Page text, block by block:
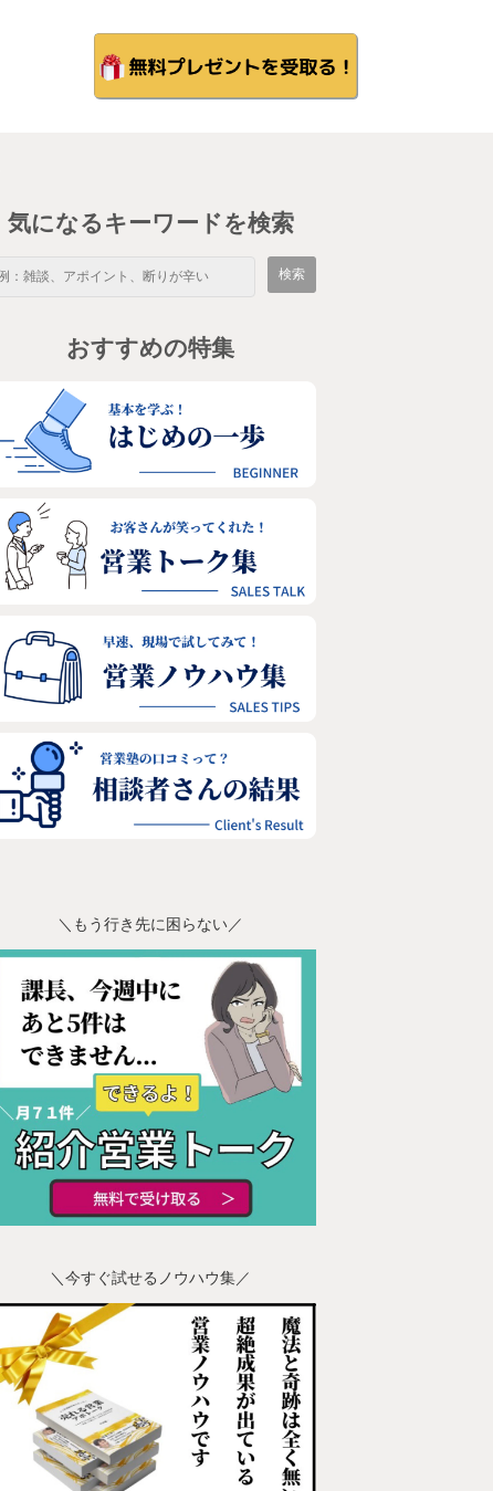
気になるキーワードを検索
おすすめの特集
＼もう行き先に困らない／
＼今すぐ試せるノウハウ集／